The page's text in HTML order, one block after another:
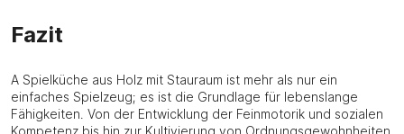
Fazit
A Spielküche aus Holz mit Stauraum ist mehr als nur ein
einfaches Spielzeug; es ist die Grundlage für lebenslange
Fähigkeiten. Von der Entwicklung der Feinmotorik und sozialen
Kompetenz bis hin zur Kultivierung von Ordnungsgewohnheiten